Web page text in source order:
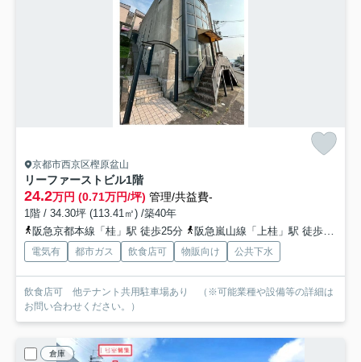
京都市西京区樫原盆山
リーファーストビル1階
24.2万円 (0.71万円/坪) 管理/共益費-
1階 / 34.30坪 (113.41㎡) /築40年
阪急京都本線「桂」駅 徒歩25分
阪急嵐山線「上桂」駅 徒歩29分
電気有 都市ガス 飲食店可 物販向け 公共下水
飲食店可 他テナント共用駐車場あり （※可能業種や設備等の詳細は
お問い合わせください。）
倉庫